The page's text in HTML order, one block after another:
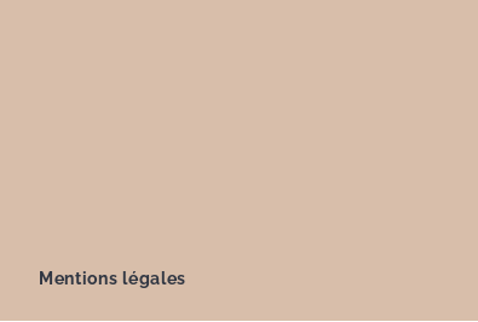
Mentions légales